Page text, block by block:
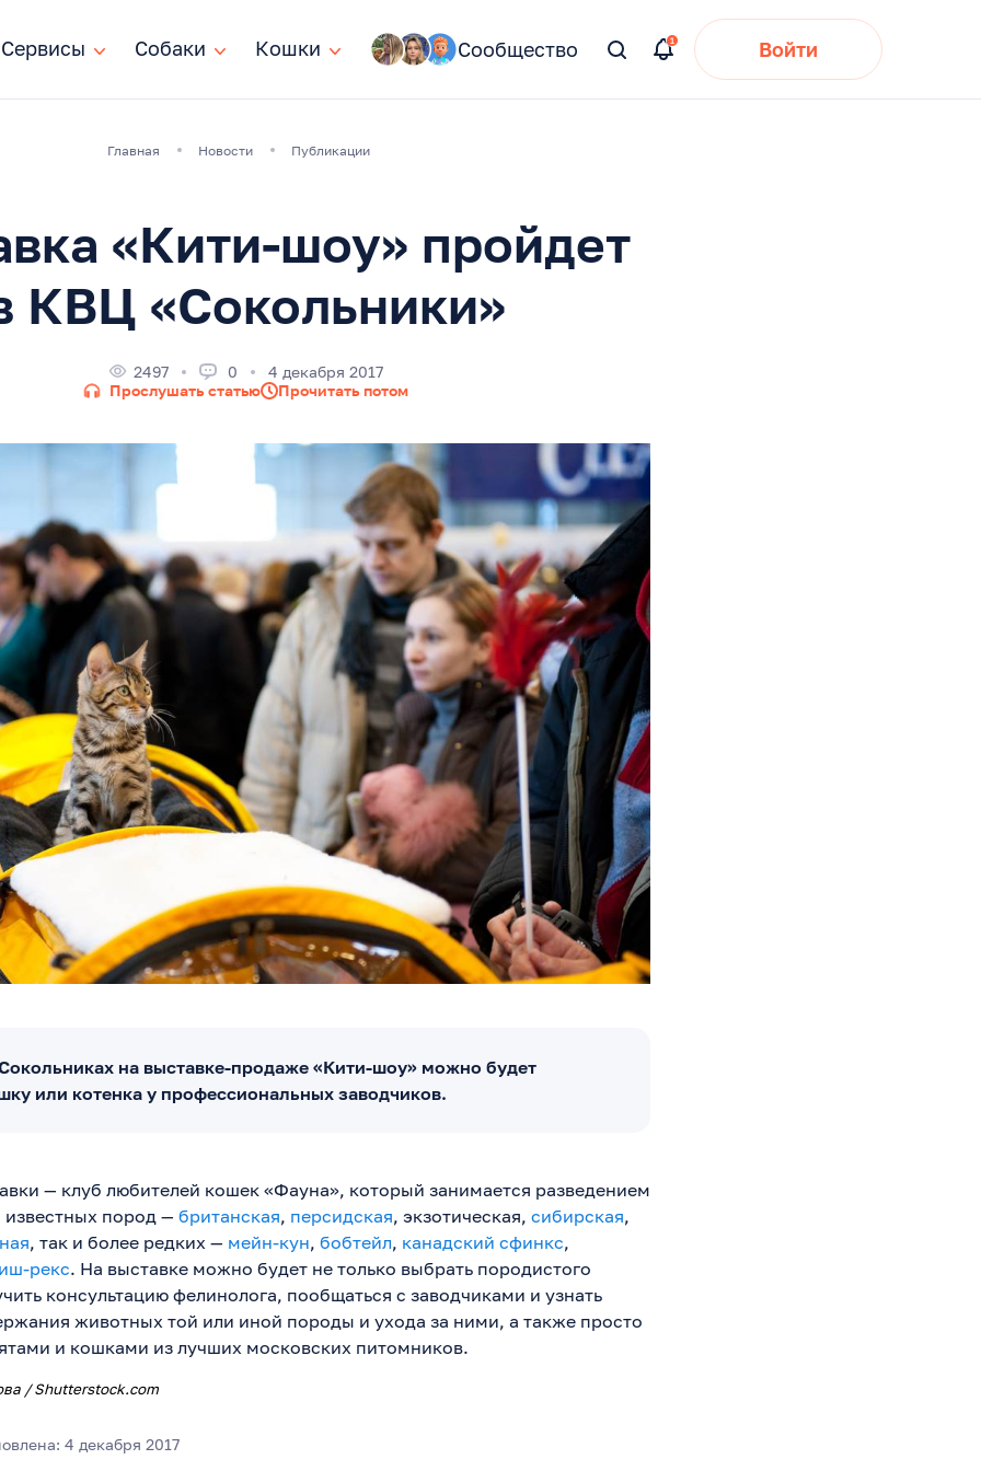
Сервисы
Сервисы Собаки
Собаки Кошки
Кошки Сообщество Войти
Главная Новости Публикации
«Кити-шоу» пройдет
КВЦ «Сокольники»
2497 0
4 декабря 2017
Прослушать статью
Прочитать потом
на выставке-продаже «Кити-шоу» можно будет
или котенка у профессиональных заводчиков.
— клуб любителей кошек «Фауна», который занимается разведением
пород — британская, персидская, экзотическая, сибирская,
, так и более редких — мейн-кун, бобтейл, канадский сфинкс,
рекс. На выставке можно будет не только выбрать породистого
консультацию фелинолога, пообщаться с заводчиками и узнать
животных той или иной породы и ухода за ними, а также просто
и кошками из лучших московских питомников.
/Shutterstock.com
4 декабря 2017